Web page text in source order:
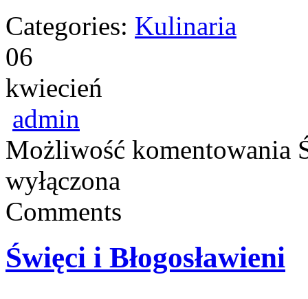
Categories: Kulinaria
06
kwiecień
admin
Możliwość komentowania
wyłączona
Comments
Święci i Błogosławieni